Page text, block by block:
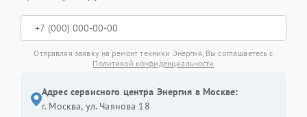
Отправляя заявку на ремонт техники Энергия, Вы соглашаетесь с
Политикой конфиденциальности
Адрес сервисного центра Энергия в Москве:
г. Москва, ул. Чаянова 18